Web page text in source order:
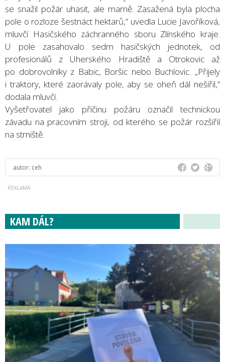
se snažil požár uhasit, ale marně. Zasažená byla plocha
pole o rozloze šestnáct hektarů,“ uvedla Lucie Javoříková,
mluvčí Hasičského záchranného sboru Zlínského kraje.
U pole zasahovalo sedm hasičských jednotek, od
profesionálů z Uherského Hradiště a Otrokovic až
po dobrovolníky z Babic, Boršic nebo Buchlovic. „Přijely
i traktory, které zaorávaly pole, aby se oheň dál nešířil,“
dodala mluvčí.
Vyšetřovatel jako příčinu požáru označil technickou
závadu na pracovním stroji, od kterého se požár rozšířil
na strniště.
autor: ceh
KAM DÁL?